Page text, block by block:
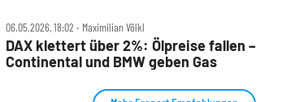
Check
06.05.2026, 18:02 ‧ Maximilian Völkl
DAX klettert über 2%: Ölpreise fallen –
Continental und BMW geben Gas